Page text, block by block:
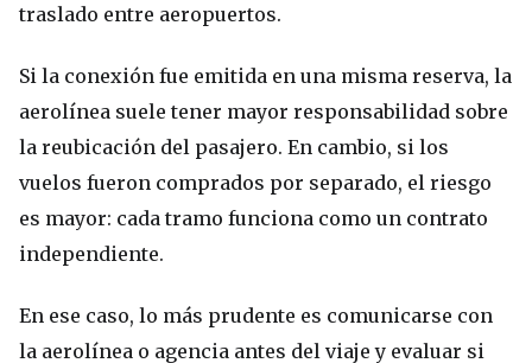
traslado entre aeropuertos.
Si la conexión fue emitida en una misma reserva, la
aerolínea suele tener mayor responsabilidad sobre
la reubicación del pasajero. En cambio, si los
vuelos fueron comprados por separado, el riesgo
es mayor: cada tramo funciona como un contrato
independiente.
En ese caso, lo más prudente es comunicarse con
la aerolínea o agencia antes del viaje y evaluar si